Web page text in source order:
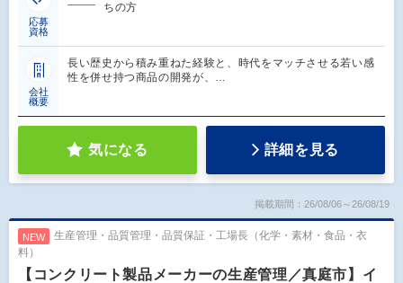
応募
資格
ちの方
会社
概要
長い歴史から積み重ねた経験と、時代をマッチさせる若い感
性を併せ持つ商品の開発が、…
気になる 詳細を見る
掲載期間：26/08/06～26/08/19
NEW
生産管理・品質管理・品質保証・工場長（化学・素材・食品・衣
料）
【コンクリート製品メーカーの生産管理／真庭市】イ